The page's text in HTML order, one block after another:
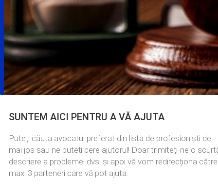
SUNTEM AICI PENTRU A VĂ AJUTA
Puteți căuta avocatul preferat din lista de profesioniști de
mai jos sau ne puteți cere ajutorul! Doar trimiteți-ne o
descriere a problemei dvs. și apoi vă vom redirecționa către
max. 3 parteneri care vă pot ajuta.